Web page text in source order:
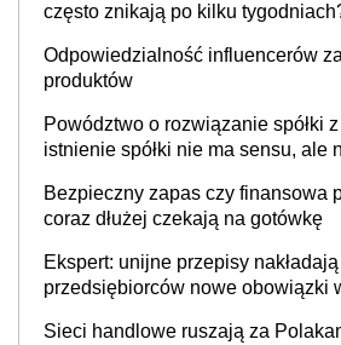
często znikają po kilku
Odpowiedzialność influencerów
produktów
Powództwo o rozwiązanie spółki
istnienie spółki nie ma sensu, ale
Bezpieczny zapas czy finansowa
coraz dłużej czekają na gotówkę
Ekspert: unijne przepisy
przedsiębiorców nowe obowiązki
Sieci handlowe ruszają za